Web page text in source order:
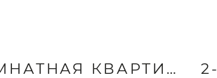
2-КОМНАТНАЯ КВАРТИРА